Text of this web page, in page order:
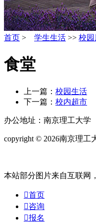
首页 > 学生生活 >> 校
食堂
上一篇： 校园生活
下一篇： 校内超市
办公地址：南京理工大学
copyright © 2026南京理工
本站部分图片来自互联网
首页
咨询
报名